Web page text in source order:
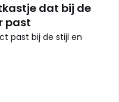
dat bij de
past
past bij de stijl en